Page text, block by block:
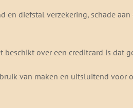
en diefstal verzekering, schade
over een creditcard is dat
van maken en uitsluitend voor